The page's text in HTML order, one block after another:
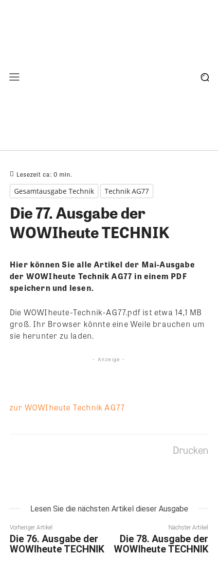
Lesezeit ca: 0 min.
Gesamtausgabe Technik Technik AG77
Die 77. Ausgabe der
WOWIheute TECHNIK
Hier können Sie alle Artikel der Mai-Ausgabe
der WOWIheute Technik AG77 in einem PDF
speichern und lesen.
Die WOWIheute-Technik-AG77.pdf ist etwa 14,1 MB
groß. Ihr Browser könnte eine Weile brauchen um
sie herunter zu laden.
- Anzeige -
zur WOWIheute Technik AG77
Drucken
Lesen Sie die nächsten Artikel dieser Ausgabe
Vorheriger Artikel
Die 76. Ausgabe der
WOWIheute TECHNIK
Nächster Artikel
Die 78. Ausgabe der
WOWIheute TECHNIK